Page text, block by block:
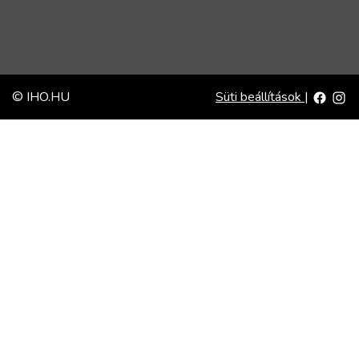
© IHO.HU Süti beállítások |